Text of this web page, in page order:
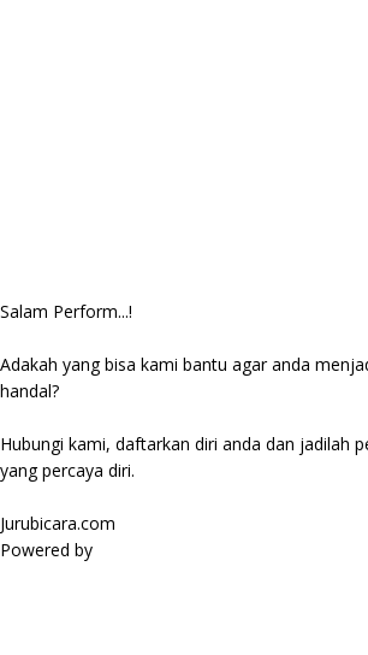
Salam Perform...!
Adakah yang bisa kami bantu agar anda
handal?
Hubungi kami, daftarkan diri anda dan jadilah
yang percaya diri.
Jurubicara.com
Powered by